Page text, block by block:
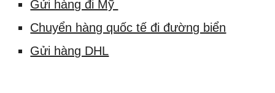
Gửi hàng đi Mỹ
Chuyển hàng quốc tế đi đường biển
Gửi hàng DHL